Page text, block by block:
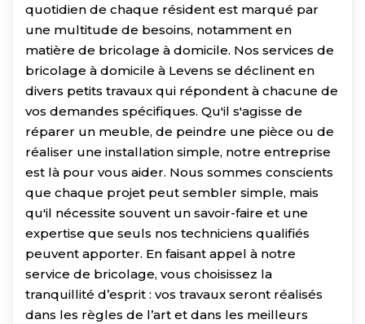
quotidien de chaque résident est marqué par
une multitude de besoins, notamment en
matière de bricolage à domicile. Nos services de
bricolage à domicile à Levens se déclinent en
divers petits travaux qui répondent à chacune de
vos demandes spécifiques. Qu'il s'agisse de
réparer un meuble, de peindre une pièce ou de
réaliser une installation simple, notre entreprise
est là pour vous aider. Nous sommes conscients
que chaque projet peut sembler simple, mais
qu'il nécessite souvent un savoir-faire et une
expertise que seuls nos techniciens qualifiés
peuvent apporter. En faisant appel à notre
service de bricolage, vous choisissez la
tranquillité d’esprit : vos travaux seront réalisés
dans les règles de l’art et dans les meilleurs